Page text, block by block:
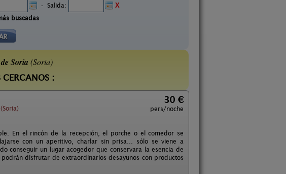
- Salida:
X
buscadas
Soria (Soria)
CERCANOS :
30 €
pers/noche
En el rincón de la recepción, el porche o el comedor se
con un aperitivo, charlar sin prisa… sólo se viene a
conseguir un lugar acogedor que conservara la esencia de
disfrutar de extraordinarios desayunos con productos